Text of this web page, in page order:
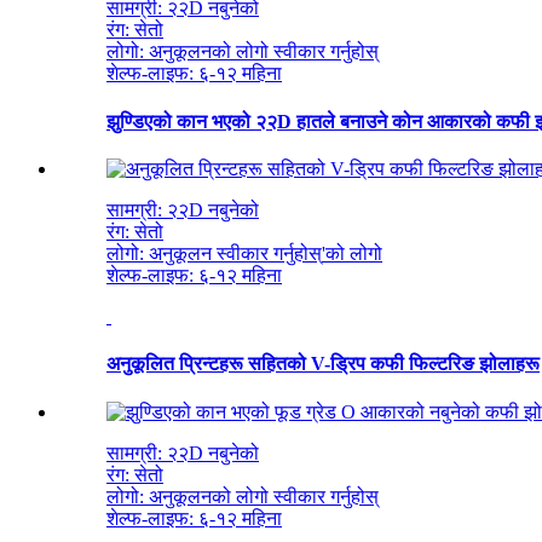
सामग्री: २२D नबुनेको
रंग: सेतो
लोगो: अनुकूलनको लोगो स्वीकार गर्नुहोस्
शेल्फ-लाइफ: ६-१२ महिना
झुण्डिएको कान भएको २२D हातले बनाउने कोन आकारको कफी
सामग्री: २२D नबुनेको
रंग: सेतो
लोगो: अनुकूलन स्वीकार गर्नुहोस्'को लोगो
शेल्फ-लाइफ: ६-१२ महिना
अनुकूलित प्रिन्टहरू सहितको V-ड्रिप कफी फिल्टरिङ झोलाहरू
सामग्री: २२D नबुनेको
रंग: सेतो
लोगो: अनुकूलनको लोगो स्वीकार गर्नुहोस्
शेल्फ-लाइफ: ६-१२ महिना